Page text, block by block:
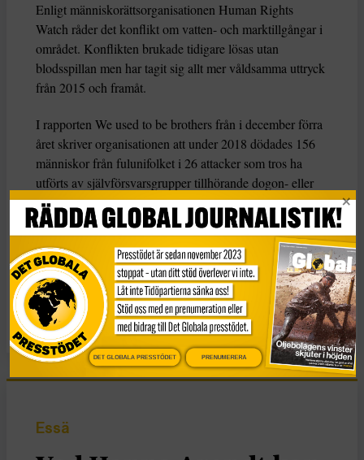
Enligt människorättsorganisationen Human Rights
Watch råder det konflikt om vatten- och marktillgångar i
området. Konflikten brukade tidigare lösas utan
blodsspillan men har tagit sig allt mer våldsamma uttryck
från 2015 och framåt.
I rapporten We used to be brothers från i december förra
året skriver organisationen att under 2018 dödades 156
människor från fulunifolket i 26 attacker som tros ha
utförts av självförsvarsgrupper tillhörande dogon- eller
bambarafolket, och 46 människor ur dogonfolket
dödades i 16 attacker som tros ha utförts av islamistiska
grupper som stöds av fulanifolket.
KATEGORI
Nyheter
Essä
DET GLOBALA PRESSTÖDET PRENUMERERA